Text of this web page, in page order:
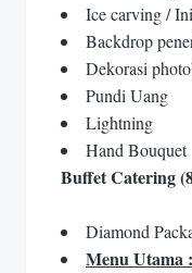
Ice carving /
Backdrop
Dekorasi
Pundi Uang
Lightning
Hand Bouquet
Buffet Catering
Diamond
Menu Utama :